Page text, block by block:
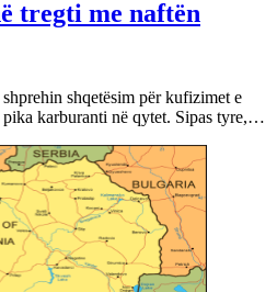
tregti me naftën
shqetësim për kufizimet e
pika karburanti në qytet. Sipas tyre,…